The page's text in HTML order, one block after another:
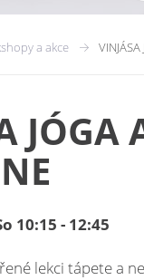
a akce
JÓGA
10:15 - 12:45
lekci tápete a